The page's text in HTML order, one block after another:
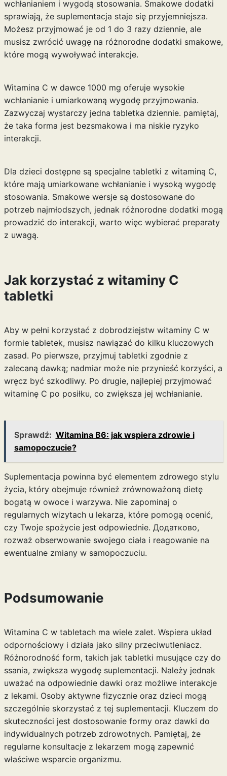
wchłanianiem i wygodą stosowania. Smakowe dodatki
sprawiają, że suplementacja staje się przyjemniejsza.
Możesz przyjmować je od 1 do 3 razy dziennie, ale
musisz zwrócić uwagę na różnorodne dodatki smakowe,
które mogą wywoływać interakcje.
Witamina C w dawce 1000 mg oferuje wysokie
wchłanianie i umiarkowaną wygodę przyjmowania.
Zazwyczaj wystarczy jedna tabletka dziennie. pamiętaj,
że taka forma jest bezsmakowa i ma niskie ryzyko
interakcji.
Dla dzieci dostępne są specjalne tabletki z witaminą C,
które mają umiarkowane wchłanianie i wysoką wygodę
stosowania. Smakowe wersje są dostosowane do
potrzeb najmłodszych, jednak różnorodne dodatki mogą
prowadzić do interakcji, warto więc wybierać preparaty
z uwagą.
Jak korzystać z witaminy C
tabletki
Aby w pełni korzystać z dobrodziejstw witaminy C w
formie tabletek, musisz nawiązać do kilku kluczowych
zasad. Po pierwsze, przyjmuj tabletki zgodnie z
zalecaną dawką; nadmiar może nie przynieść korzyści, a
wręcz być szkodliwy. Po drugie, najlepiej przyjmować
witaminę C po posiłku, co zwiększa jej wchłanianie.
Sprawdź: Witamina B6: jak wspiera zdrowie i
samopoczucie?
Suplementacja powinna być elementem zdrowego stylu
życia, który obejmuje również zrównoważoną dietę
bogatą w owoce i warzywa. Nie zapominaj o
regularnych wizytach u lekarza, które pomogą ocenić,
czy Twoje spożycie jest odpowiednie. Додатково,
rozważ obserwowanie swojego ciała i reagowanie na
ewentualne zmiany w samopoczuciu.
Podsumowanie
Witamina C w tabletach ma wiele zalet. Wspiera układ
odpornościowy i działa jako silny przeciwutleniacz.
Różnorodność form, takich jak tabletki musujące czy do
ssania, zwiększa wygodę suplementacji. Należy jednak
uważać na odpowiednie dawki oraz możliwe interakcje
z lekami. Osoby aktywne fizycznie oraz dzieci mogą
szczególnie skorzystać z tej suplementacji. Kluczem do
skuteczności jest dostosowanie formy oraz dawki do
indywidualnych potrzeb zdrowotnych. Pamiętaj, że
regularne konsultacje z lekarzem mogą zapewnić
właściwe wsparcie organizmu.